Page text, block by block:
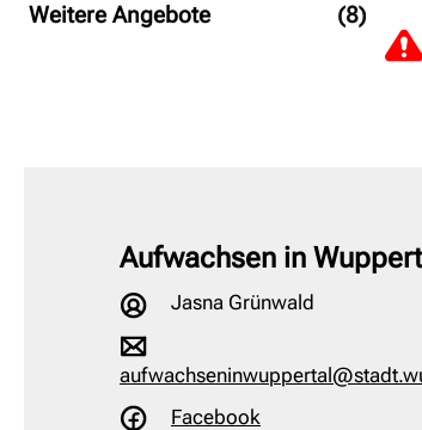
Weitere Angebote
(8)
Aufwachsen in
Jasna Grünwald
Facebook